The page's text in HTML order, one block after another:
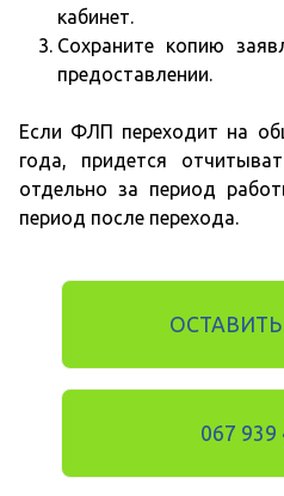
кабинет.
Сохраните копию
предоставлении.
Если ФЛП переходит на
года, придется
отдельно за период
период после перехода.
ОСТАВИТЬ
067 939